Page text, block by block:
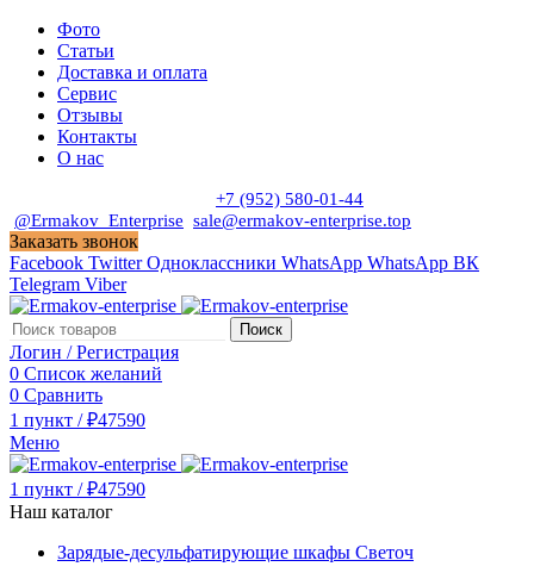
Фото
Статьи
Доставка и оплата
Сервис
Отзывы
Контакты
О нас
+7 (952) 580-01-44
@Ermakov_Enterprise sale@ermakov-enterprise.top
Заказать звонок
Facebook Twitter Одноклассники WhatsApp WhatsApp ВК
Telegram Viber
Поиск
Логин / Регистрация
0 Список желаний
0 Сравнить
1 пункт / ₽47590
Меню
1 пункт / ₽47590
Наш каталог
Зарядые-десульфатирующие шкафы Светоч